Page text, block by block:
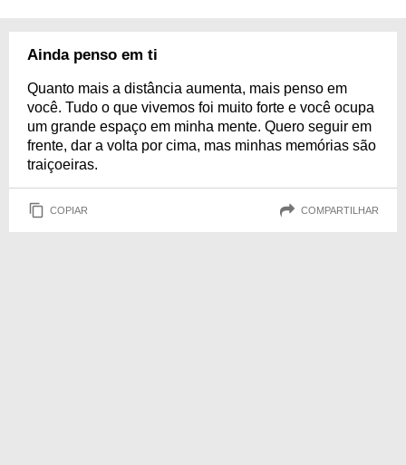
Ainda penso em ti
Quanto mais a distância aumenta, mais penso em
você. Tudo o que vivemos foi muito forte e você ocupa
um grande espaço em minha mente. Quero seguir em
frente, dar a volta por cima, mas minhas memórias são
traiçoeiras.
COPIAR COMPARTILHAR